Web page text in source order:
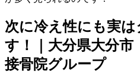
次に冷え性にも実
す！｜大分県大分
接骨院グループ